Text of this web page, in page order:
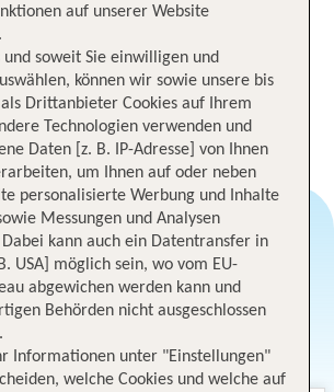
Sie
City Nord
auf unserer Website
und soweit Sie einwilligen und
können wir sowie unsere bis
Drittanbieter Cookies auf Ihrem
Technologien verwenden und
Daten [z. B. IP-Adresse] von Ihnen
um Ihnen auf oder neben
personalisierte Werbung und Inhalte
Messungen und Analysen
kann auch ein Datentransfer in
USA] möglich sein, wo vom EU-
abgewichen werden kann und
Behörden nicht ausgeschlossen
Informationen unter "Einstellungen"
welche Cookies und welche auf